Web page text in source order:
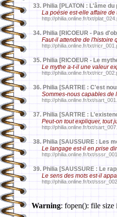
33. Philia [PLATON : L'âme
La poésie est-elle affaire de
http://philia.online.fr/txt/
34. Philia [RICOEUR - Pas
Faut-il attendre de l'histoire
http://philia.online.fr/txt/
35. Philia [RICOEUR - Le
Le mythe a-t-il une valeur
http://philia.online.fr/txt/
36. Philia [SARTRE : C'est
Sommes-nous capables de
http://philia.online.fr/txt/
37. Philia [SARTRE :
Peut-on tout expliquer, tout
http://philia.online.fr/txt/
38. Philia [SAUSSURE : Les
Le langage est-il en prise
http://philia.online.fr/txt/
39. Philia [SAUSSURE : Le
Le sens des mots est-il
http://philia.online.fr/txt/
Warning: fopen(): file